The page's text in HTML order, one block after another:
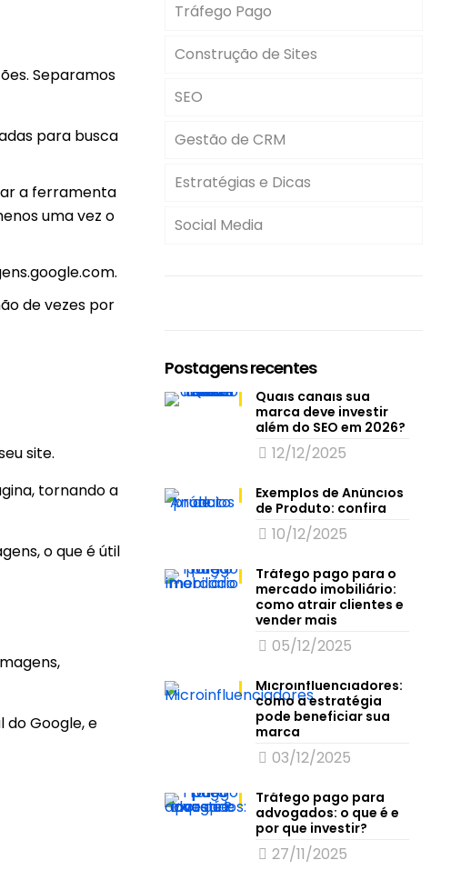
Separamos
para busca
a ferramenta
uma vez o
de vezes por
site.
tornando a
o que é útil
do Google, e
Tráfego Pago
Construção de Sites
SEO
Gestão de CRM
Estratégias e Dicas
Social Media
Postagens recentes
Quais canais sua
marca deve investir
além do SEO em 2026?
12/12/2025
Exemplos de Anúncios
de Produto: confira
10/12/2025
Tráfego pago para o
mercado imobiliário:
como atrair clientes e
vender mais
05/12/2025
Microinfluenciadores:
como a estratégia
pode beneficiar sua
marca
03/12/2025
Tráfego pago para
advogados: o que é e
por que investir?
27/11/2025